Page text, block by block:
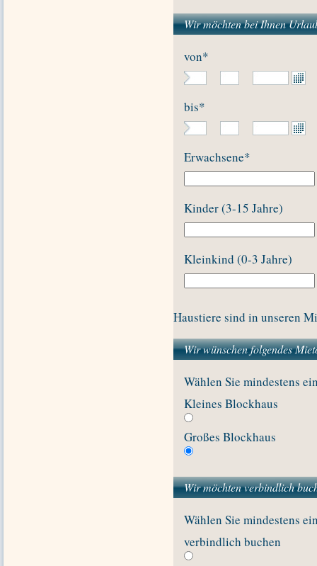
Wir möchten bei Ihnen
von*
bis*
Erwachsene*
Kinder (3-15 Jahre)
Kleinkind (0-3 Jahre)
Haustiere sind in unseren
Wir wünschen folgendes
Wählen Sie mindestens
Kleines Blockhaus
Großes Blockhaus
Wir möchten verbindlich
Wählen Sie mindestens
verbindlich buchen